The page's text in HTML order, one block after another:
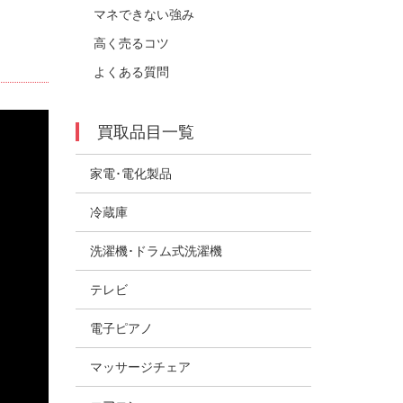
マネできない強み
高く売るコツ
よくある質問
買取品目一覧
家電･電化製品
冷蔵庫
洗濯機･ドラム式洗濯機
テレビ
電子ピアノ
マッサージチェア